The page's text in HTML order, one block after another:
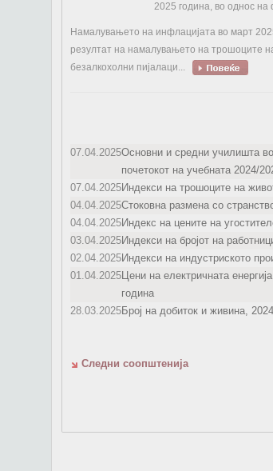
2025 година, во однос на
Намалувањето на инфлацијата во март
резултат на намалувањето на трошоците
безалкохолни пијалаци...
07.04.2025Основни и средни училишта
почетокот на учебната 2024/
07.04.2025Индекси на трошоците на
04.04.2025Стоковна размена со
04.04.2025Индекс на цените на
03.04.2025Индекси на бројот на
02.04.2025Индекси на индустриското
01.04.2025Цени на електричната
година
28.03.2025Број на добиток и живина,
Следни соопштенија